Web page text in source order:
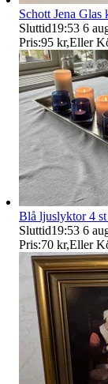
Schott Jena
Sluttid19:53 6
Pris:95 kr,Eller
Blå ljuslyktor 4
Sluttid19:53 6
Pris:70 kr,Eller